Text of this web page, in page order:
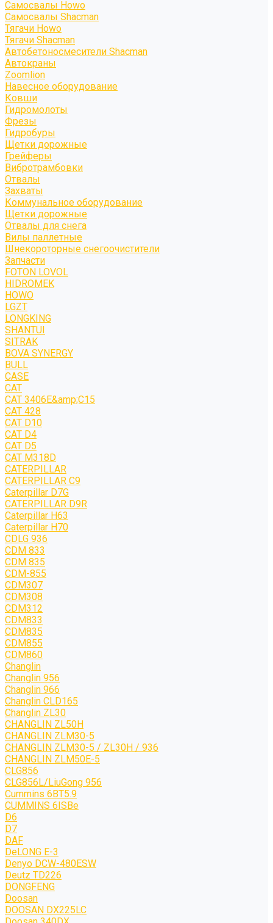
Самосвалы Howo
Самосвалы Shacman
Тягачи Howo
Тягачи Shacman
Автобетоносмесители Shacman
Автокраны
Zoomlion
Навесное оборудование
Ковши
Гидромолоты
Фрезы
Гидробуры
Щетки дорожные
Грейферы
Вибротрамбовки
Отвалы
Захваты
Коммунальное оборудование
Щетки дорожные
Отвалы для снега
Вилы паллетные
Шнекороторные снегоочистители
Запчасти
FOTON LOVOL
HIDROMEK
HOWO
LGZT
LONGKING
SHANTUI
SITRAK
BOVA SYNERGY
BULL
CASE
CAT
CAT 3406E&amp;C15
CAT 428
CAT D10
CAT D4
CAT D5
CAT M318D
CATERPILLAR
CATERPILLAR C9
Caterpillar D7G
CATERPILLAR D9R
Caterpillar H63
Caterpillar H70
CDLG 936
CDM 833
CDM 835
CDM-855
CDM307
CDM308
CDM312
CDM833
CDM835
CDM855
CDM860
Changlin
Changlin 956
Changlin 966
Changlin CLD165
Changlin ZL30
CHANGLIN ZL50H
CHANGLIN ZLM30-5
CHANGLIN ZLM30-5 / ZL30H / 936
CHANGLIN ZLM50E-5
CLG856
CLG856L/LiuGong 956
Cummins 6BT5.9
CUMMINS 6ISBe
D6
D7
DAF
DeLONG Е-3
Denyo DCW-480ESW
Deutz TD226
DONGFENG
Doosan
DOOSAN DX225LC